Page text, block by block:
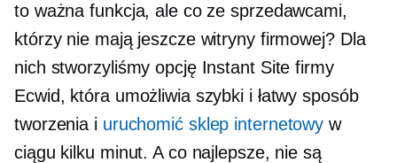
to ważna funkcja, ale co ze sprzedawcami,
którzy nie mają jeszcze witryny firmowej? Dla
nich stworzyliśmy opcję Instant Site firmy
Ecwid, która umożliwia szybki i łatwy sposób
tworzenia i uruchomić sklep internetowy w
ciągu kilku minut. A co najlepsze, nie są